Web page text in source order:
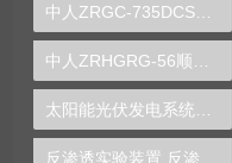
中人ZRGC-735DCS分布式过程控制系统实训装置